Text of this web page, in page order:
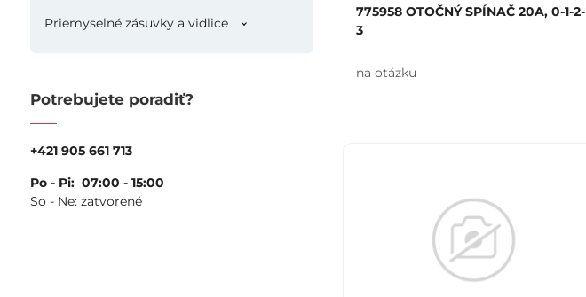
Priemyselné zásuvky a vidlice
Potrebujete poradiť?
+421 905 661 713
Po - Pi: 07:00 - 15:00
So - Ne: zatvorené
775958 OTOČNÝ SPÍNAČ 20A, 0-1-2-
3
na otázku